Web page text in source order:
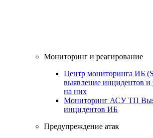
Мониторинг и реагирование
Центр мониторинга ИБ
выявление инцидентов и
на них
Мониторинг АСУ ТП
инцидентов ИБ
Предупреждение атак